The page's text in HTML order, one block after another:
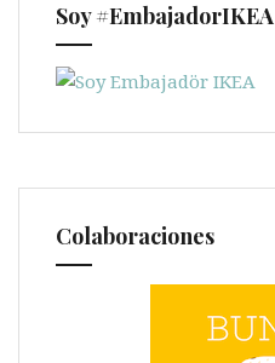
Soy #EmbajadorIKEA
Colaboraciones